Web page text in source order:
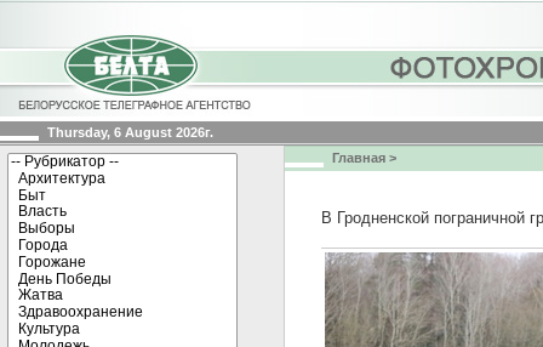
Thursday, 6 August 2026г.
Главная >
В Гродненской пограничной